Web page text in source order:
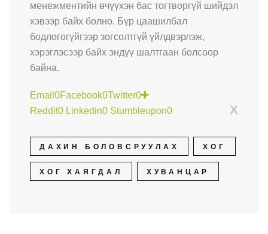
менежментийн өчүүхэн бас тогтворгүй шийдэл
хэвээр байх болно. Бүр цаашилбал
бодлогогүйгээр зогсолтгүй үйлдвэрлэж,
хэрэглэсээр байх эндүү шалтгаан болсоор
байна.
Email 0Facebook0Twitter0
X
Reddit0 Linkedin0 Stumbleupon0
ДАХИН БОЛОВСРУУЛАХ ХОГ
ХОГ ХАЯГДАЛ ХУВАНЦАР